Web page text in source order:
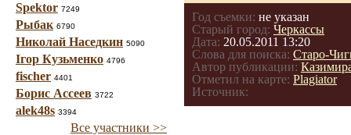
Spektor 7249
Рыбак 6790
Николай Наседкин 5090
Ігор Кузьменко 4796
fischer 4401
Борис Ассеев 3722
alek48s 3394
Все участники >>
Год съемки: не указан
Старый город: Черкасcы
Дата: 20.05.2011 13:20
Слова для поиска: Старо-
Автор публикации:
Отметил на карте: Plagiator
Источник: